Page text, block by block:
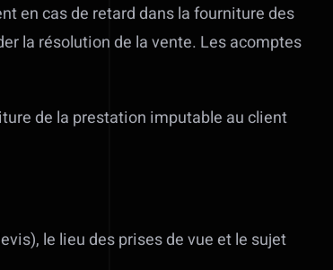
en cas de retard dans la fourniture des
la résolution de la vente. Les acomptes
de la prestation imputable au client
le lieu des prises de vue et le sujet